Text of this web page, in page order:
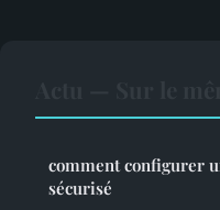
comment configurer
sécurisé